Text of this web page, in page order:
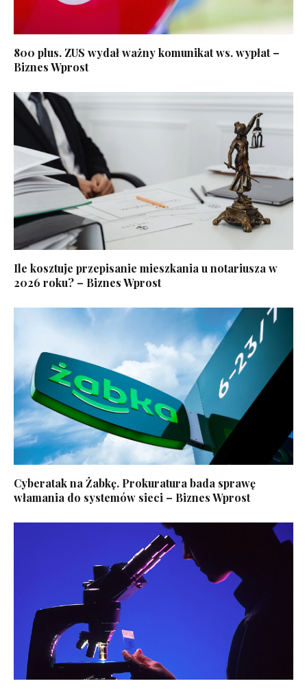
800 plus. ZUS wydał ważny komunikat ws. wypłat –
Biznes Wprost
Ile kosztuje przepisanie mieszkania u notariusza w
2026 roku? – Biznes Wprost
Cyberatak na Żabkę. Prokuratura bada sprawę
włamania do systemów sieci – Biznes Wprost